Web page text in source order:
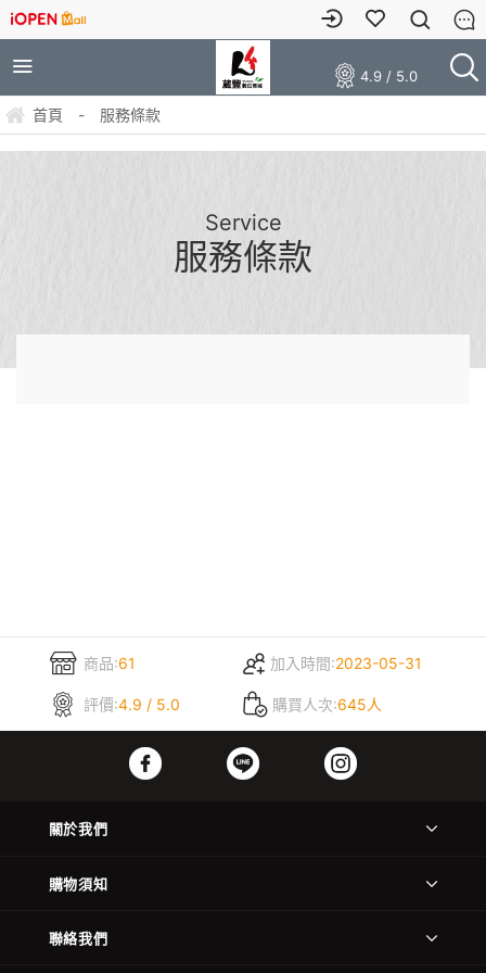
4.9 / 5.0
首頁 - 服務條款
Service
服務條款
商品:61 加入時間:2023-05-31
評價:4.9 / 5.0 購買人次:645人
關於我們
購物須知
聯絡我們